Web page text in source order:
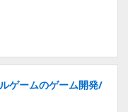
ゲームのゲーム開発/